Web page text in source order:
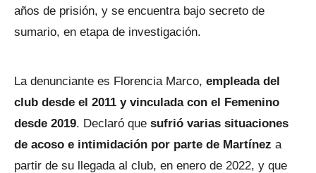
años de prisión, y se encuentra bajo secreto de
sumario, en etapa de investigación.
La denunciante es Florencia Marco, empleada del
club desde el 2011 y vinculada con el Femenino
desde 2019. Declaró que sufrió varias situaciones
de acoso e intimidación por parte de Martínez a
partir de su llegada al club, en enero de 2022, y que